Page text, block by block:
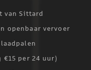
van Sittard
openbaar vervoer
per 24 uur)